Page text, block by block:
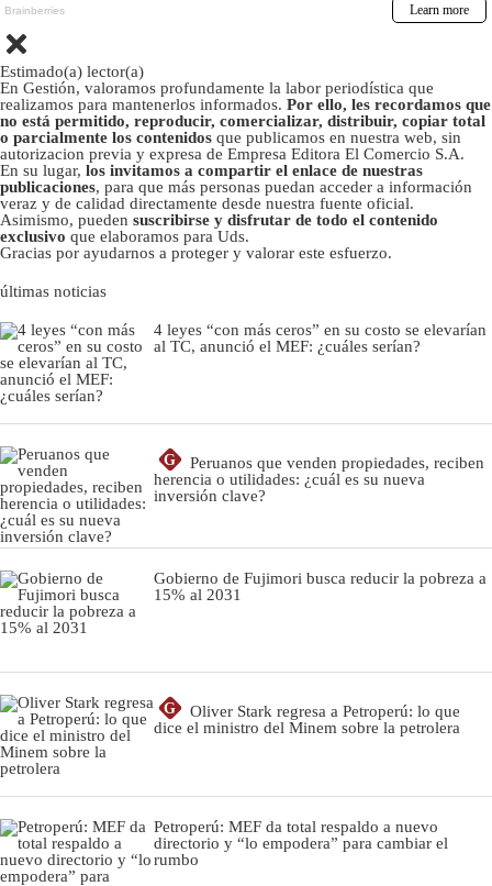
Estimado(a) lector(a)
En Gestión, valoramos profundamente la labor periodística que
realizamos para mantenerlos informados. Por ello, les recordamos que
no está permitido, reproducir, comercializar, distribuir, copiar total
o parcialmente los contenidos que publicamos en nuestra web, sin
autorizacion previa y expresa de Empresa Editora El Comercio S.A.
En su lugar, los invitamos a compartir el enlace de nuestras
publicaciones, para que más personas puedan acceder a información
veraz y de calidad directamente desde nuestra fuente oficial.
Asimismo, pueden suscribirse y disfrutar de todo el contenido
exclusivo que elaboramos para Uds.
Gracias por ayudarnos a proteger y valorar este esfuerzo.
últimas noticias
4 leyes “con más ceros” en su costo se elevarían
al TC, anunció el MEF: ¿cuáles serían?
G
Peruanos que venden propiedades, reciben
herencia o utilidades: ¿cuál es su nueva
inversión clave?
Gobierno de Fujimori busca reducir la pobreza a
15% al 2031
G
Oliver Stark regresa a Petroperú: lo que
dice el ministro del Minem sobre la petrolera
Petroperú: MEF da total respaldo a nuevo
directorio y “lo empodera” para cambiar el
rumbo